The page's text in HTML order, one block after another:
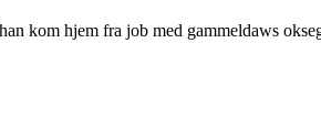
kom hjem fra job med gammeldaws